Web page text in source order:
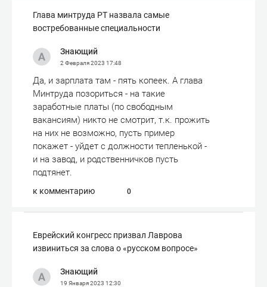
Глава минтруда РТ назвала самые
востребованные специальности
Знающий
2 Февраля 2023 17:48
Да, и зарплата там - пять копеек. А глава
Минтруда позориться - на такие
заработные платы (по свободным
вакансиям) никто не смотрит, т.к. прожить
на них не возможно, пусть пример
покажет - уйдет с должности тепленькой -
и на завод, и родственничков пусть
подтянет.
к комментарию 0
Еврейский конгресс призвал Лаврова
извиниться за слова о «русском вопросе»
Знающий
19 Января 2023 12:30